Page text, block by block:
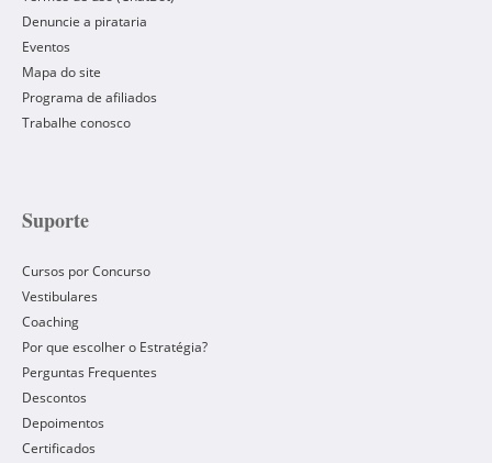
Denuncie a pirataria
Eventos
Mapa do site
Programa de afiliados
Trabalhe conosco
Suporte
Cursos por Concurso
Vestibulares
Coaching
Por que escolher o Estratégia?
Perguntas Frequentes
Descontos
Depoimentos
Certificados